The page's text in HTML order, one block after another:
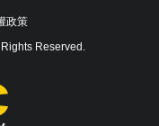
政策
Reserved.